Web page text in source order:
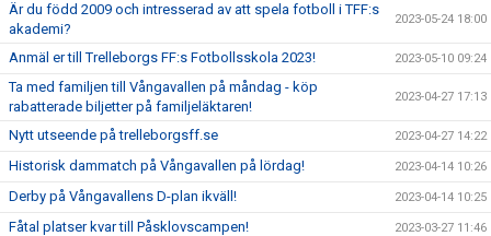
Är du född 2009 och intresserad av att spela fotboll i TFF:s
akademi?
2023-05-24 18:00
Anmäl er till Trelleborgs FF:s Fotbollsskola 2023! 2023-05-10 09:24
Ta med familjen till Vångavallen på måndag - köp
rabatterade biljetter på familjeläktaren!
2023-04-27 17:13
Nytt utseende på trelleborgsff.se 2023-04-27 14:22
Historisk dammatch på Vångavallen på lördag! 2023-04-14 10:26
Derby på Vångavallens D-plan ikväll! 2023-04-14 10:25
Fåtal platser kvar till Påsklovscampen! 2023-03-27 11:46